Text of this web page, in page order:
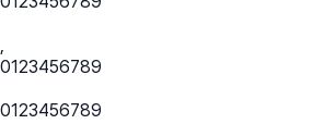
,
0123456789
0123456789